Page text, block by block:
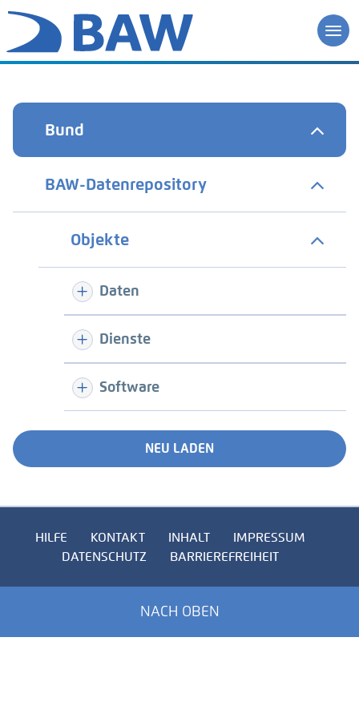
Bund
BAW-Datenrepository
Objekte
Daten
Dienste
Software
NEU LADEN
HILFE KONTAKT INHALT
IMPRESSUM
DATENSCHUTZ
BARRIEREFREIHEIT
NACH OBEN